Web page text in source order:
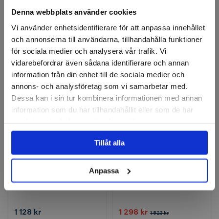
Denna webbplats använder cookies
Vi använder enhetsidentifierare för att anpassa innehållet
och annonserna till användarna, tillhandahålla funktioner
för sociala medier och analysera vår trafik. Vi
vidarebefordrar även sådana identifierare och annan
information från din enhet till de sociala medier och
annons- och analysföretag som vi samarbetar med.
Dessa kan i sin tur kombinera informationen med annan
information som du har tillhandahållit eller som de har
Tillåt alla
Anpassa
2 908 kr
Finns i lager
Köp
2 868 kr
Finns i lager
Köp
HAZET
1 128 kr
-15%
BGS
Teleskopiskt spärrhandtag,
utdragbart | 20 mm (3/4") |
600 - 985 mm
1 298 kr 1 523 kr